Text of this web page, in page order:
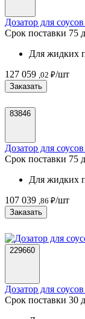
Дозатор для
Срок поставки 75
Для жидких
127 059 ,02 ₽/шт
Заказать
83846
Дозатор для
Срок поставки 75
Для жидких
107 039 ,86 ₽/шт
Заказать
229660
Дозатор для
Срок поставки 30